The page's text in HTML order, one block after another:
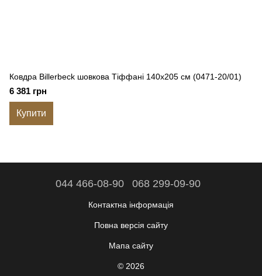
Ковдра Billerbeck шовкова Тіффані 140x205 см (0471-20/01)
6 381 грн
Купити
044 466-08-90 068 299-09-90
Контактна інформація
Повна версія сайту
Мапа сайту
© 2026